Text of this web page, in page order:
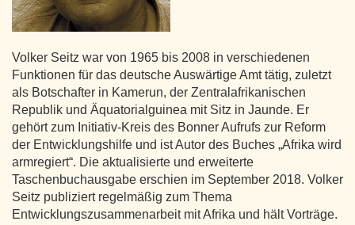
Volker Seitz war von 1965 bis 2008 in verschiedenen
Funktionen für das deutsche Auswärtige Amt tätig, zuletzt
als Botschafter in Kamerun, der Zentralafrikanischen
Republik und Äquatorialguinea mit Sitz in Jaunde. Er
gehört zum Initiativ-Kreis des Bonner Aufrufs zur Reform
der Entwicklungshilfe und ist Autor des Buches „Afrika wird
armregiert“. Die aktualisierte und erweiterte
Taschenbuchausgabe erschien im September 2018. Volker
Seitz publiziert regelmäßig zum Thema
Entwicklungszusammenarbeit mit Afrika und hält Vorträge.